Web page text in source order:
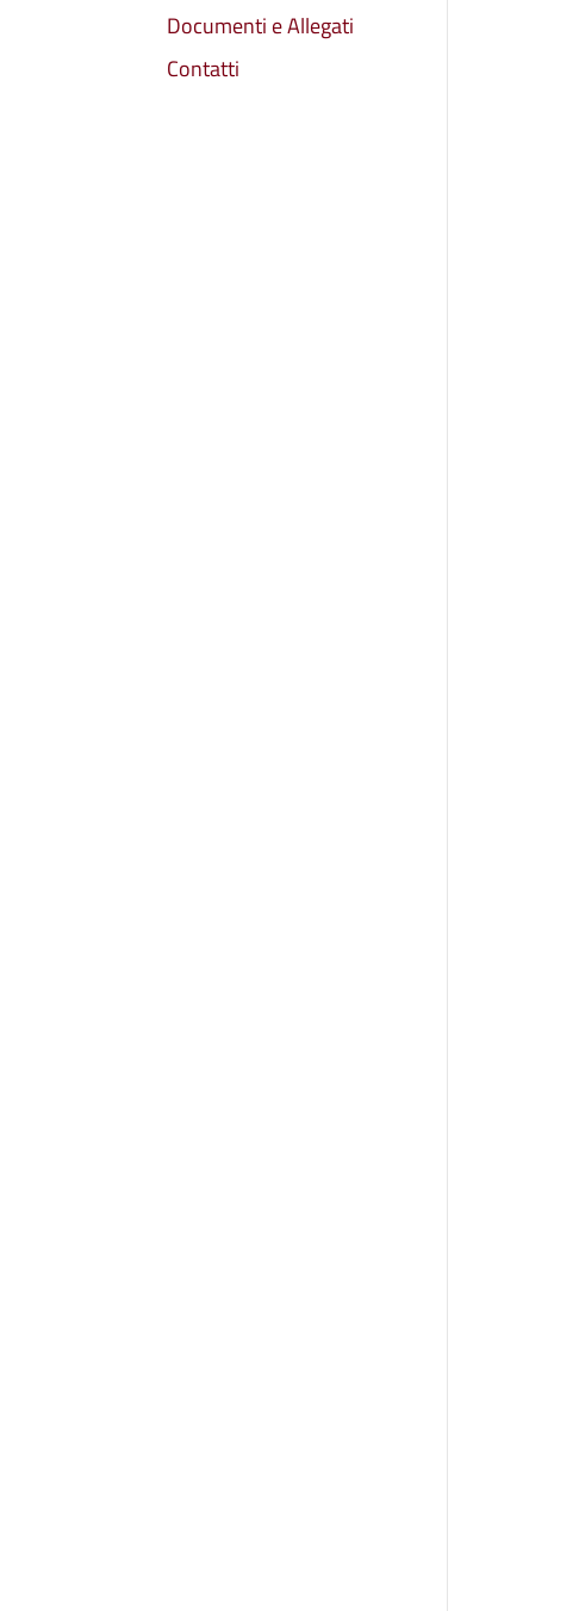
Documenti e Allegati
Contatti